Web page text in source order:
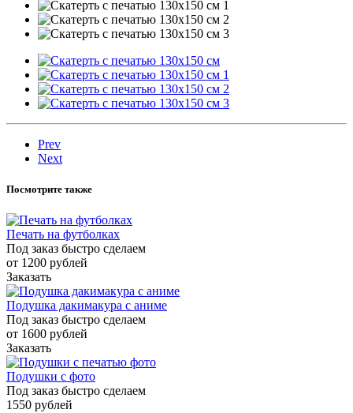
Prev
Next
Посмотрите также
Печать на футболках
Под заказ быстро сделаем
от 1200 рублей
Заказать
Подушка дакимакура с аниме
Под заказ быстро сделаем
от 1600 рублей
Заказать
Подушки с фото
Под заказ быстро сделаем
1550 рублей